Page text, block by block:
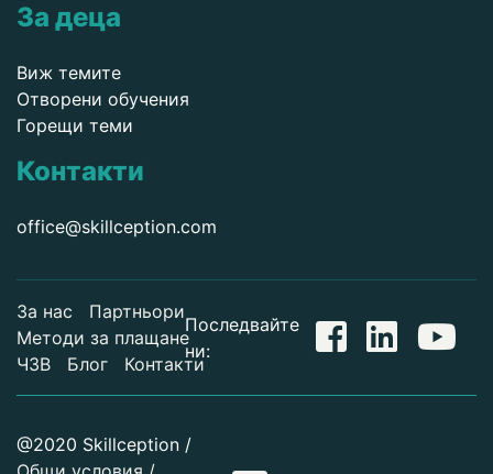
За деца
Виж темите
Отворени обучения
Горещи теми
Контакти
office@skillception.com
За нас
Партньори
Методи за плащане
ЧЗВ
Блог Контакти
Последвайте
ни:
@2020 Skillception /